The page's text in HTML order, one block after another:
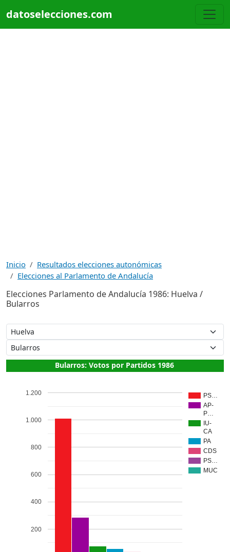
datoselecciones.com
Inicio
Resultados elecciones autonómicas
Elecciones al Parlamento de Andalucía
Elecciones Parlamento de Andalucía 1986: Huelva /
Bularros
Bularros: Votos por Partidos 1986
PS…
AP-
P…
IU-
CA
PA
CDS
PS…
MUC
200
400
600
800
1.000
1.200